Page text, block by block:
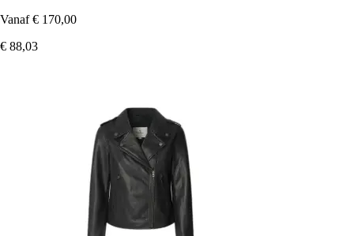
Vanaf € 170,00
€ 88,03